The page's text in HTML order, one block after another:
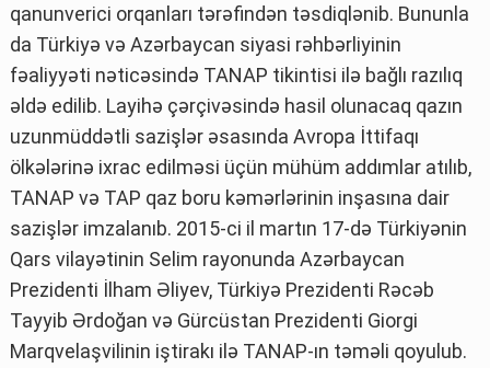
qanunverici orqanları tərəfindən təsdiqlənib. Bununla
da Türkiyə və Azərbaycan siyasi rəhbərliyinin
fəaliyyəti nəticəsində TANAP tikintisi ilə bağlı razılıq
əldə edilib. Layihə çərçivəsində hasil olunacaq qazın
uzunmüddətli sazişlər əsasında Avropa İttifaqı
ölkələrinə ixrac edilməsi üçün mühüm addımlar atılıb,
TANAP və TAP qaz boru kəmərlərinin inşasına dair
sazişlər imzalanıb. 2015-ci il martın 17-də Türkiyənin
Qars vilayətinin Selim rayonunda Azərbaycan
Prezidenti İlham Əliyev, Türkiyə Prezidenti Rəcəb
Tayyib Ərdoğan və Gürcüstan Prezidenti Giorgi
Marqvelaşvilinin iştirakı ilə TANAP-ın təməli qoyulub.